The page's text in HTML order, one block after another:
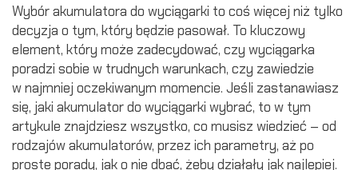
Wybór akumulatora do wyciągarki to coś więcej niż tylko
decyzja o tym, który będzie pasował. To kluczowy
element, który może zadecydować, czy wyciągarka
poradzi sobie w trudnych warunkach, czy zawiedzie
w najmniej oczekiwanym momencie. Jeśli zastanawiasz
się, jaki akumulator do wyciągarki wybrać, to w tym
artykule znajdziesz wszystko, co musisz wiedzieć – od
rodzajów akumulatorów, przez ich parametry, aż po
proste porady, jak o nie dbać, żeby działały jak najlepiej.